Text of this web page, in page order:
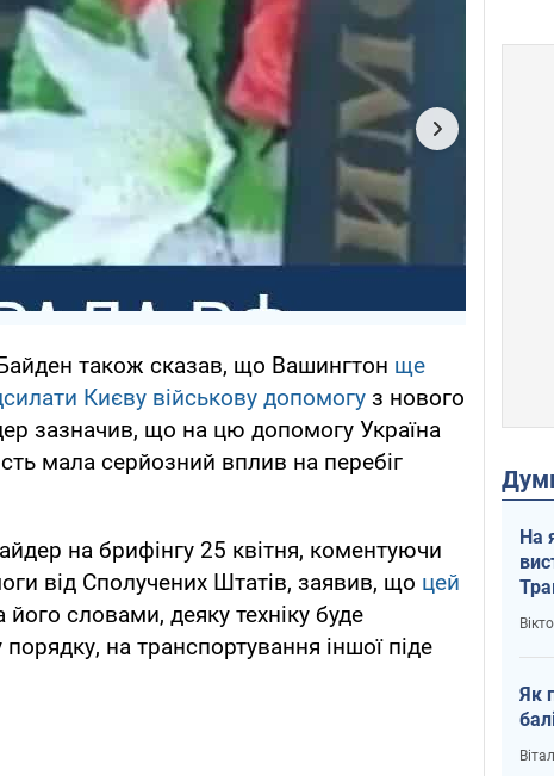
також сказав, що Вашингтон ще
Києву військову допомогу з нового
зазначив, що на цю допомогу Україна
мала серйозний вплив на перебіг
на брифінгу 25 квітня, коментуючи
від Сполучених Штатів, заявив, що цей
його словами, деяку техніку буде
на транспортування іншої піде
На
Як